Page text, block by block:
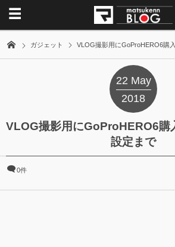
ガジェット VLOG撮影用にGoProHERO6購
22 May
2018
VLOG撮影用にGoProHERO6購
設定まで
0件